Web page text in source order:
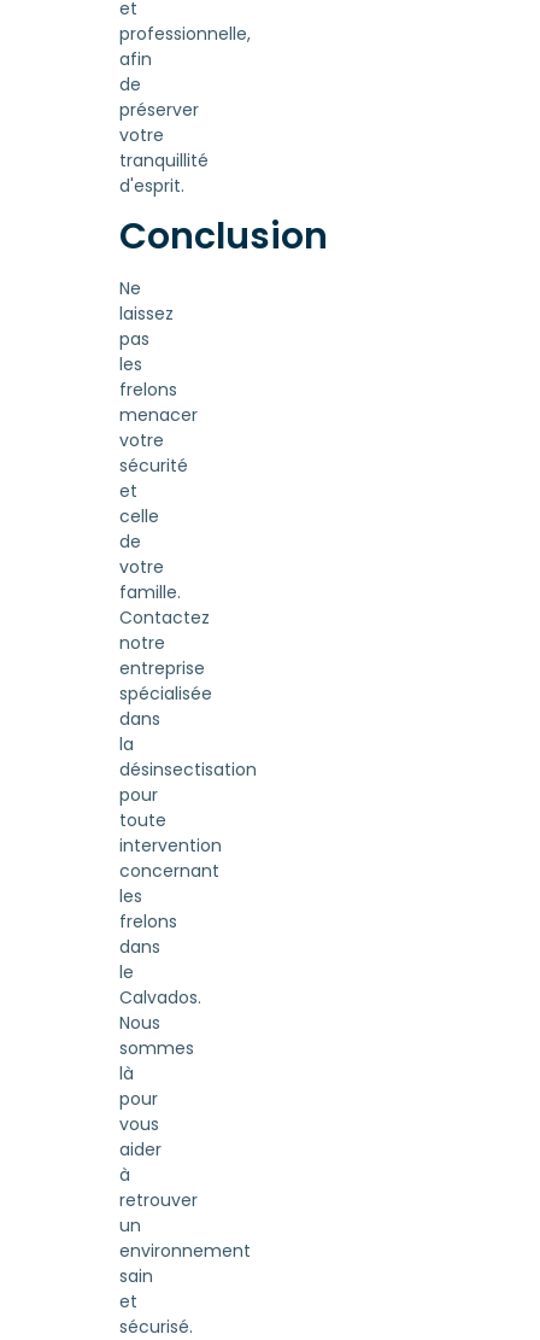
et
professionnelle,
afin
de
préserver
votre
tranquillité
d'esprit.
Conclusion
Ne
laissez
pas
les
frelons
menacer
votre
sécurité
et
celle
de
votre
famille.
Contactez
notre
entreprise
spécialisée
dans
la
désinsectisation
pour
toute
intervention
concernant
les
frelons
dans
le
Calvados.
Nous
sommes
là
pour
vous
aider
à
retrouver
un
environnement
sain
et
sécurisé.